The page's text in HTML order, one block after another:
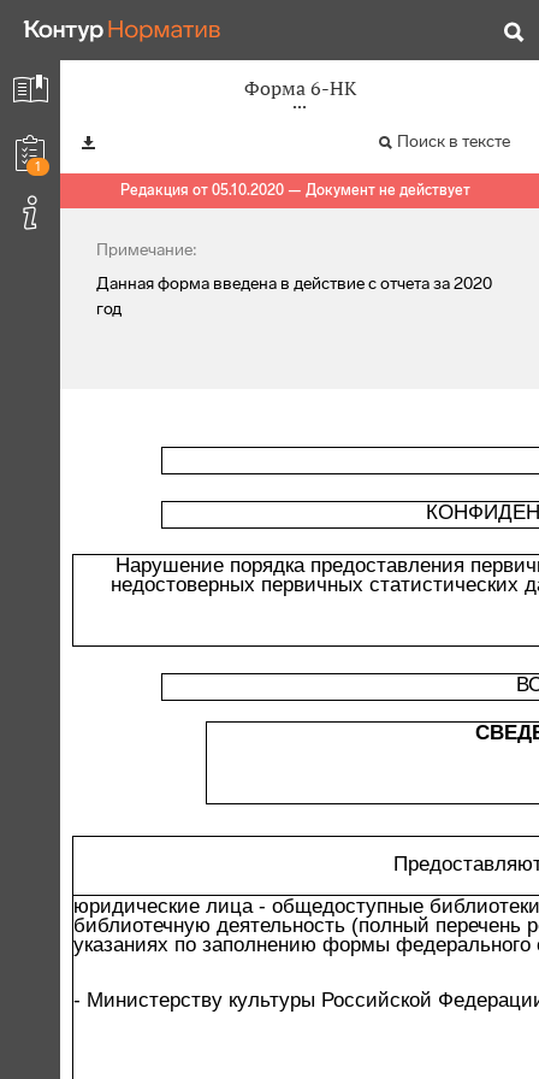
1
Форма 6-НК
Поиск в тексте
Редакция от 05.10.2020 — Документ не действует
Примечание:
Данная форма введена в действие с отчета за 2020
год
Нарушение порядка предоставления
недостоверных первичных статистических
юридические лица - общедоступные
библиотечную деятельность (полный перечень
указаниях по заполнению формы федерального
- Министерству культуры Российской